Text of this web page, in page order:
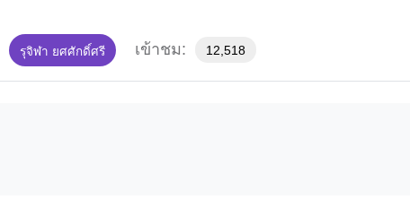
รุจิฬา ยศศักดิ์ศรี เข้าชม: 12,518